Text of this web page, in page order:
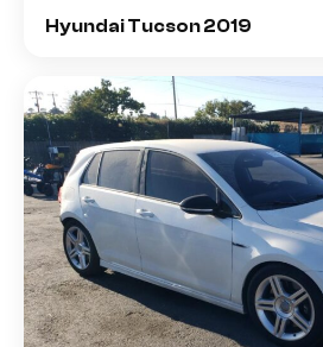
Hyundai Tucson 2019